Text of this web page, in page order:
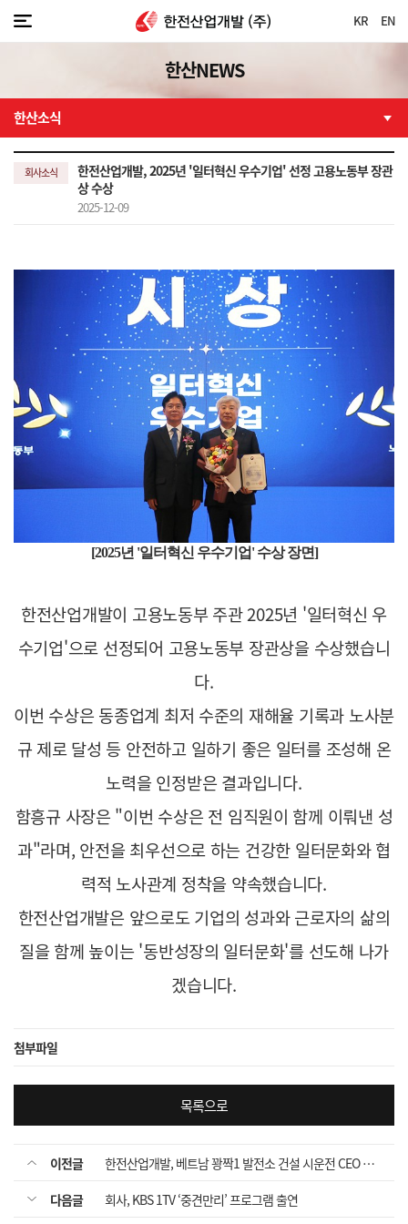
KR EN
한산NEWS
한산소식
회사소식
한전산업개발, 2025년 '일터혁신 우수기업' 선정 고용노동부 장관
상 수상
2025-12-09
[2025년 '일터혁신 우수기업' 수상 장면]
한전산업개발이 고용노동부 주관 2025년 '일터혁신 우
수기업'으로 선정되어 고용노동부 장관상을 수상했습니
다.
이번 수상은 동종업계 최저 수준의 재해율 기록과 노사분
규 제로 달성 등 안전하고 일하기 좋은 일터를 조성해 온
노력을 인정받은 결과입니다.
함흥규 사장은 "이번 수상은 전 임직원이 함께 이뤄낸 성
과"라며, 안전을 최우선으로 하는 건강한 일터문화와 협
력적 노사관계 정착을 약속했습니다.
한전산업개발은 앞으로도 기업의 성과와 근로자의 삶의
질을 함께 높이는 '동반성장의 일터문화'를 선도해 나가
겠습니다.
첨부파일
목록으로
이전글
한전산업개발, 베트남 꽝짝1 발전소 건설 시운전 CEO 현장경영 시행
다음글
회사, KBS 1TV ‘중견만리’ 프로그램 출연